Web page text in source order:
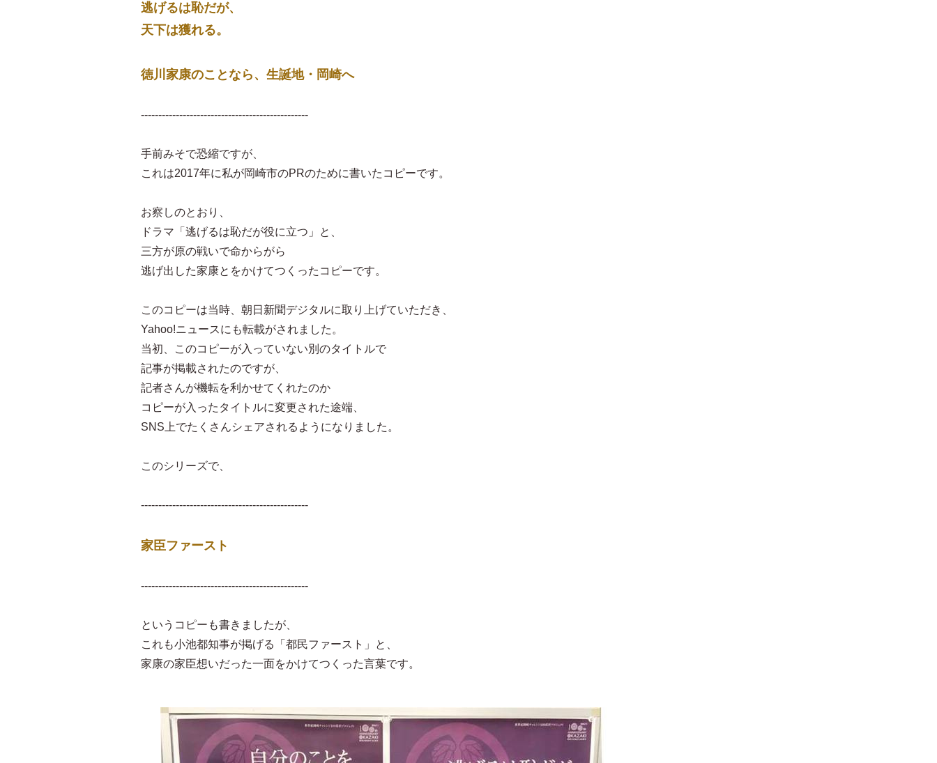
逃げるは恥だが、
天下は獲れる。
徳川家康のことなら、生誕地・岡崎へ
------------------------------------------------
手前みそで恐縮ですが、
これは2017年に私が岡崎市のPRのために書いたコピーです。
お察しのとおり、
ドラマ「逃げるは恥だが役に立つ」と、
三方が原の戦いで命からがら
逃げ出した家康とをかけてつくったコピーです。
このコピーは当時、朝日新聞デジタルに取り上げていただき、
Yahoo!ニュースにも転載がされました。
当初、このコピーが入っていない別のタイトルで
記事が掲載されたのですが、
記者さんが機転を利かせてくれたのか
コピーが入ったタイトルに変更された途端、
SNS上でたくさんシェアされるようになりました。
このシリーズで、
------------------------------------------------
家臣ファースト
------------------------------------------------
というコピーも書きましたが、
これも小池都知事が掲げる「都民ファースト」と、
家康の家臣想いだった一面をかけてつくった言葉です。